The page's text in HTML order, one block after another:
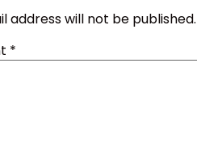
address will not be published.
*